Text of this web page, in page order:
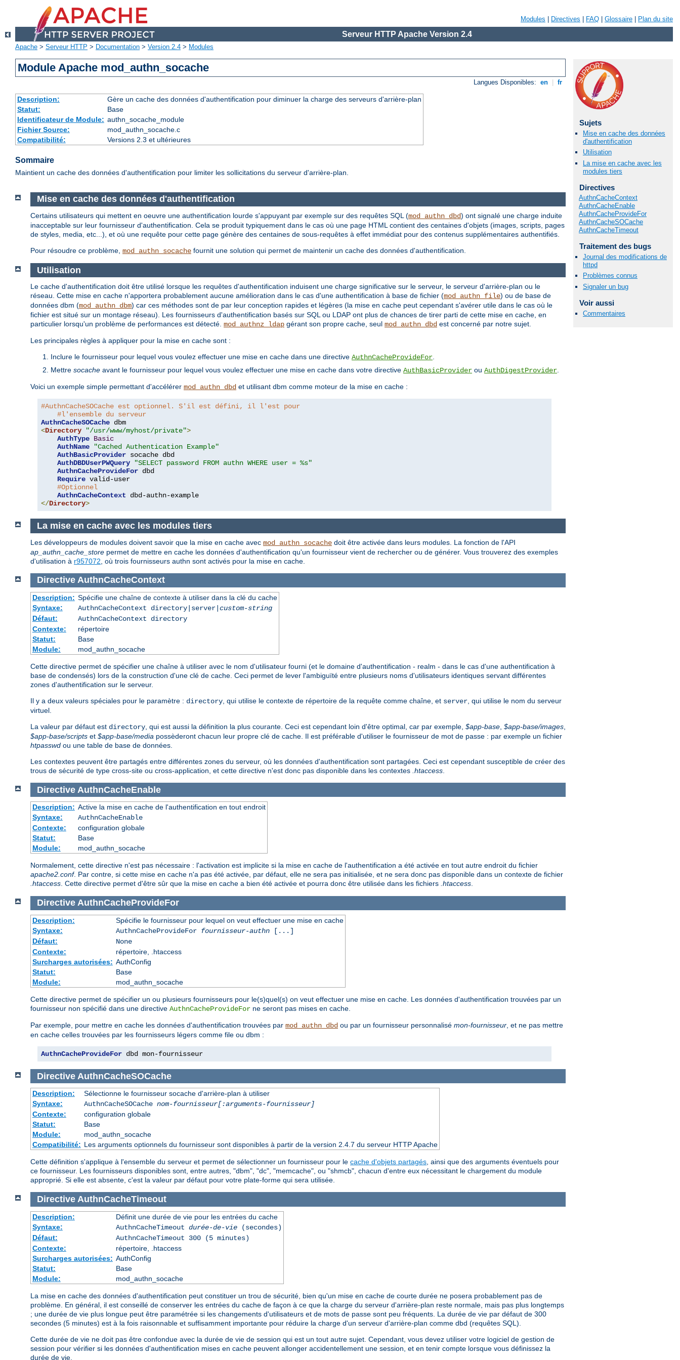
Modules Directives FAQ Glossaire Plan du site
Serveur HTTP Apache Version 2.4
Apache > Serveur HTTP > Documentation > Version 2.4 > Modules
Module Apache mod_authn_socache
Langues Disponibles: en fr
Description:
Gère un cache des données d'authentification pour diminuer la charge des serveurs d'arrière-plan
Statut:
Base
Identificateur de Module: authn_socache_module
Fichier Source:
mod_authn_socache.c
Compatibilité:
Versions 2.3 et ultérieures
Sommaire
Maintient un cache des données d'authentification pour limiter les sollicitations du serveur d'arrière-plan.
Sujets
Mise en cache des données
d'authentification
Utilisation
La mise en cache avec les
modules tiers
Directives
AuthnCacheContext
AuthnCacheEnable
AuthnCacheProvideFor
AuthnCacheSOCache
AuthnCacheTimeout
Traitement des bugs
Journal des modifications de
httpd
Problèmes connus
Signaler un bug
Voir aussi
Commentaires
Mise en cache des données d'authentification
Certains utilisateurs qui mettent en oeuvre une authentification lourde s'appuyant par exemple sur des requêtes SQL (mod_authn_dbd) ont signalé une charge induite
inacceptable sur leur fournisseur d'authentification. Cela se produit typiquement dans le cas où une page HTML contient des centaines d'objets (images, scripts, pages
de styles, media, etc...), et où une requête pour cette page génère des centaines de sous-requêtes à effet immédiat pour des contenus supplémentaires authentifiés.
Pour résoudre ce problème, mod_authn_socache fournit une solution qui permet de maintenir un cache des données d'authentification.
Utilisation
Le cache d'authentification doit être utilisé lorsque les requêtes d'authentification induisent une charge significative sur le serveur, le serveur d'arrière-plan ou le
réseau. Cette mise en cache n'apportera probablement aucune amélioration dans le cas d'une authentification à base de fichier (mod_authn_file) ou de base de
données dbm (mod_authn_dbm) car ces méthodes sont de par leur conception rapides et légères (la mise en cache peut cependant s'avérer utile dans le cas où le
fichier est situé sur un montage réseau). Les fournisseurs d'authentification basés sur SQL ou LDAP ont plus de chances de tirer parti de cette mise en cache, en
particulier lorsqu'un problème de performances est détecté. mod_authnz_ldap gérant son propre cache, seul mod_authn_dbd est concerné par notre sujet.
Les principales règles à appliquer pour la mise en cache sont :
Inclure le fournisseur pour lequel vous voulez effectuer une mise en cache dans une directive AuthnCacheProvideFor.
Mettre socache avant le fournisseur pour lequel vous voulez effectuer une mise en cache dans votre directive AuthBasicProvider ou AuthDigestProvider.
Voici un exemple simple permettant d'accélérer mod_authn_dbd et utilisant dbm comme moteur de la mise en cache :
#AuthnCacheSOCache est optionnel. S'il est défini, il l'est pour
#l'ensemble du serveur
AuthnCacheSOCache
<Directory "/usr/www/myhost/private">
AuthType Basic
AuthName
"Cached Authentication Example"
AuthBasicProvider socache dbd
AuthDBDUserPWQuery
"SELECT password FROM authn WHERE user = %s"
AuthnCacheProvideFor dbd
Require valid-user
#Optionnel
AuthnCacheContext
</Directory>
La mise en cache avec les modules tiers
Les développeurs de modules doivent savoir que la mise en cache avec mod_authn_socache doit être activée dans leurs modules. La fonction de l'API
ap_authn_cache_store permet de mettre en cache les données d'authentification qu'un fournisseur vient de rechercher ou de générer. Vous trouverez des exemples
d'utilisation à r957072 , où trois fournisseurs authn sont activés pour la mise en cache.
Directive AuthnCacheContext
Description: Spécifie une chaîne de contexte à utiliser dans la clé du cache
Syntaxe:
AuthnCacheContext directory|server| custom-string
Défaut:
AuthnCacheContext directory
Contexte:
répertoire
Statut:
Base
Module:
mod_authn_socache
Cette directive permet de spécifier une chaîne à utiliser avec le nom d'utilisateur fourni (et le domaine d'authentification - realm - dans le cas d'une authentification à
base de condensés) lors de la construction d'une clé de cache. Ceci permet de lever l'ambiguïté entre plusieurs noms d'utilisateurs identiques servant différentes
zones d'authentification sur le serveur.
Il y a deux valeurs spéciales pour le paramètre : directory , qui utilise le contexte de répertoire de la requête comme chaîne, et server , qui utilise le nom du serveur
virtuel.
La valeur par défaut est directory , qui est aussi la définition la plus courante. Ceci est cependant loin d'être optimal, car par exemple, $app-base $app-base/images
$app-base/scripts et $app-base/media possèderont chacun leur propre clé de cache. Il est préférable d'utiliser le fournisseur de mot de passe : par exemple un fichier
htpasswd ou une table de base de données.
Les contextes peuvent être partagés entre différentes zones du serveur, où les données d'authentification sont partagées. Ceci est cependant susceptible de créer des
trous de sécurité de type cross-site ou cross-application, et cette directive n'est donc pas disponible dans les contextes .htaccess
Directive AuthnCacheEnable
Description: Active la mise en cache de l'authentification en tout endroit
Syntaxe:
AuthnCacheEnable
Contexte:
configuration globale
Statut:
Base
Module:
mod_authn_socache
Normalement, cette directive n'est pas nécessaire : l'activation est implicite si la mise en cache de l'authentification a été activée en tout autre endroit du fichier
apache2.conf. Par contre, si cette mise en cache n'a pas été activée, par défaut, elle ne sera pas initialisée, et ne sera donc pas disponible dans un contexte de fichier
.htaccess. Cette directive permet d'être sûr que la mise en cache a bien été activée et pourra donc être utilisée dans les fichiers .htaccess.
Directive AuthnCacheProvideFor
Description:
Spécifie le fournisseur pour lequel on veut effectuer une mise en cache
Syntaxe:
AuthnCacheProvideFor fournisseur-authn[...]
Défaut:
None
Contexte:
répertoire, .htaccess
Surcharges autorisées: AuthConfig
Statut:
Base
Module:
mod_authn_socache
Cette directive permet de spécifier un ou plusieurs fournisseurs pour le(s)quel(s) on veut effectuer une mise en cache. Les données d'authentification trouvées par un
fournisseur non spécifié dans une directive AuthnCacheProvideFor ne seront pas mises en cache.
Par exemple, pour mettre en cache les données d'authentification trouvées par mod_authn_dbd ou par un fournisseur personnalisé mon-fournisseur , et ne pas mettre
en cache celles trouvées par les fournisseurs légers comme file ou dbm :
AuthnCacheProvideFor dbd mon-fournisseur
Directive AuthnCacheSOCache
Description:
Sélectionne le fournisseur socache d'arrière-plan à utiliser
Syntaxe:
AuthnCacheSOCache nom-fournisseur[:arguments-fournisseur]
Contexte:
configuration globale
Statut:
Base
Module:
mod_authn_socache
Compatibilité: Les arguments optionnels du fournisseur sont disponibles à partir de la version 2.4.7 du serveur HTTP Apache
Cette définition s'applique à l'ensemble du serveur et permet de sélectionner un fournisseur pour le cache d'objets partagés , ainsi que des arguments éventuels pour
ce fournisseur. Les fournisseurs disponibles sont, entre autres, "dbm", "dc", "memcache", ou "shmcb", chacun d'entre eux nécessitant le chargement du module
approprié. Si elle est absente, c'est la valeur par défaut pour votre plate-forme qui sera utilisée.
Directive AuthnCacheTimeout
Description:
Définit une durée de vie pour les entrées du cache
Syntaxe:
AuthnCacheTimeout durée-de-vie(secondes)
Défaut:
AuthnCacheTimeout 300 (5 minutes)
Contexte:
répertoire, .htaccess
Surcharges autorisées: AuthConfig
Statut:
Base
Module:
mod_authn_socache
La mise en cache des données d'authentification peut constituer un trou de sécurité, bien qu'un mise en cache de courte durée ne posera probablement pas de
problème. En général, il est conseillé de conserver les entrées du cache de façon à ce que la charge du serveur d'arrière-plan reste normale, mais pas plus longtemps
; une durée de vie plus longue peut être paramétrée si les changements d'utilisateurs et de mots de passe sont peu fréquents. La durée de vie par défaut de 300
secondes (5 minutes) est à la fois raisonnable et suffisamment importante pour réduire la charge d'un serveur d'arrière-plan comme dbd (requêtes SQL).
Cette durée de vie ne doit pas être confondue avec la durée de vie de session qui est un tout autre sujet. Cependant, vous devez utiliser votre logiciel de gestion de
session pour vérifier si les données d'authentification mises en cache peuvent allonger accidentellement une session, et en tenir compte lorsque vous définissez la
durée de vie.